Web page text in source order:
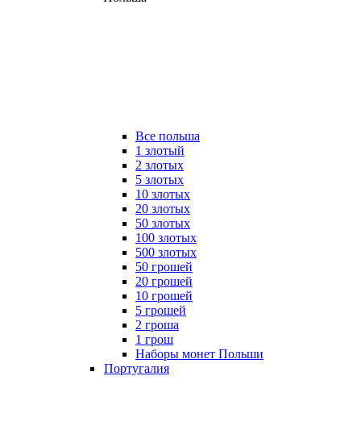
Все польша
1 злотый
2 злотых
5 злотых
10 злотых
20 злотых
50 злотых
100 злотых
500 злотых
50 грошей
20 грошей
10 грошей
5 грошей
2 гроша
1 грош
Наборы монет Польши
Португалия